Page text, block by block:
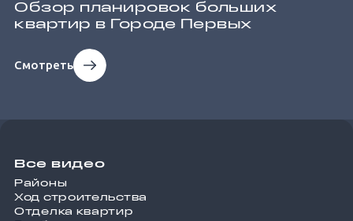
Обзор планировок больших
квартир в Городе Первых
Смотреть
Все видео
Районы
Ход строительства
Отделка квартир